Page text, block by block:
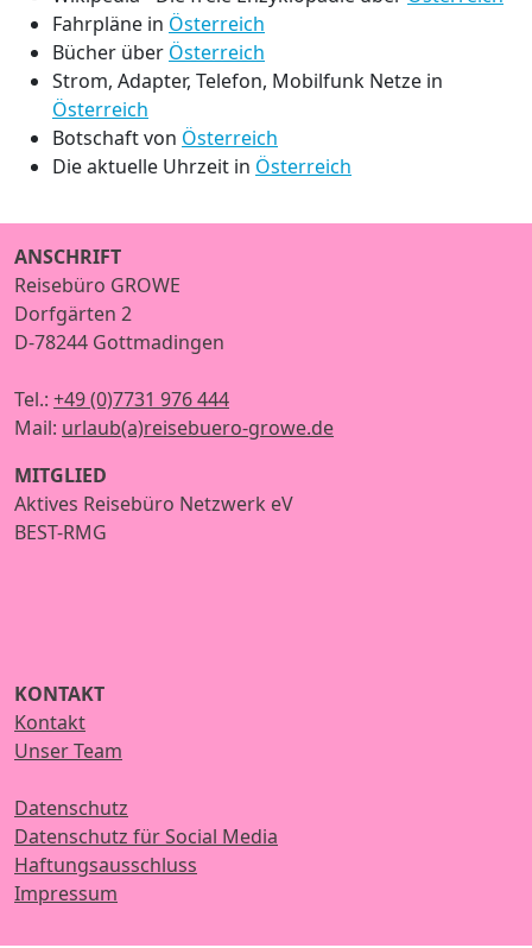
Fahrpläne in Österreich
Bücher über Österreich
Strom, Adapter, Telefon, Mobilfunk Netze in
Österreich
Botschaft von Österreich
Die aktuelle Uhrzeit in Österreich
ANSCHRIFT
Reisebüro GROWE
Dorfgärten 2
D-78244 Gottmadingen
Tel.: +49 (0)7731 976 444
Mail: urlaub(a)reisebuero-growe.de
MITGLIED
Aktives Reisebüro Netzwerk eV
BEST-RMG
KONTAKT
Kontakt
Unser Team
Datenschutz
Datenschutz für Social Media
Haftungsausschluss
Impressum